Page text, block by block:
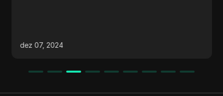
lucros na mineração, a escassez de tokens e a
dez 07, 2024